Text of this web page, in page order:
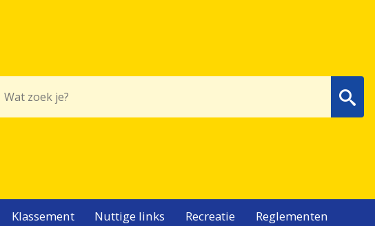
Klassement Nuttige links Recreatie Reglementen